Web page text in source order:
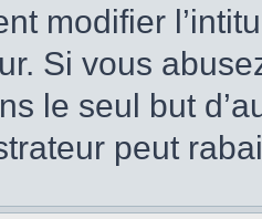
modifier
Si vous
le seul but
peut